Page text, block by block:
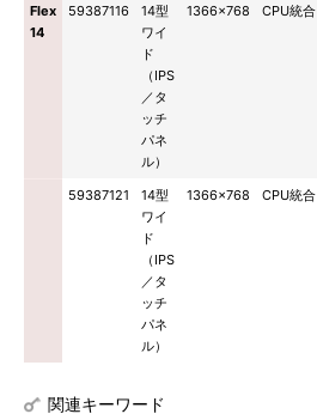
Flex
14
59387116
14型
ワイ
ド
（IPS
／タ
ッチ
パネ
ル）
1366×768 CPU統合
59387121
14型
ワイ
ド
（IPS
／タ
ッチ
パネ
ル）
1366×768 CPU統合
関連キーワード